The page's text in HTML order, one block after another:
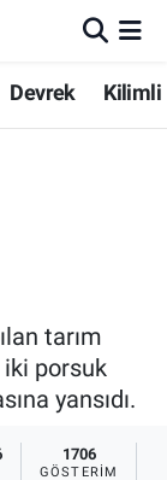
Devrek Kilimli
tarım
porsuk
yansıdı.
1706
GÖSTERIM